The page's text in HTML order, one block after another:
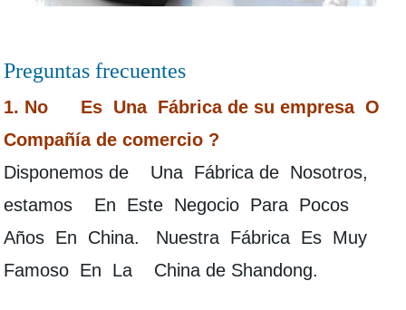
Preguntas frecuentes
1. No Es Una Fábrica de su empresa O
Compañía de comercio ?
Disponemos de Una Fábrica de Nosotros,
estamos En Este Negocio Para Pocos
Años En China. Nuestra Fábrica Es Muy
Famoso En La China de Shandong.